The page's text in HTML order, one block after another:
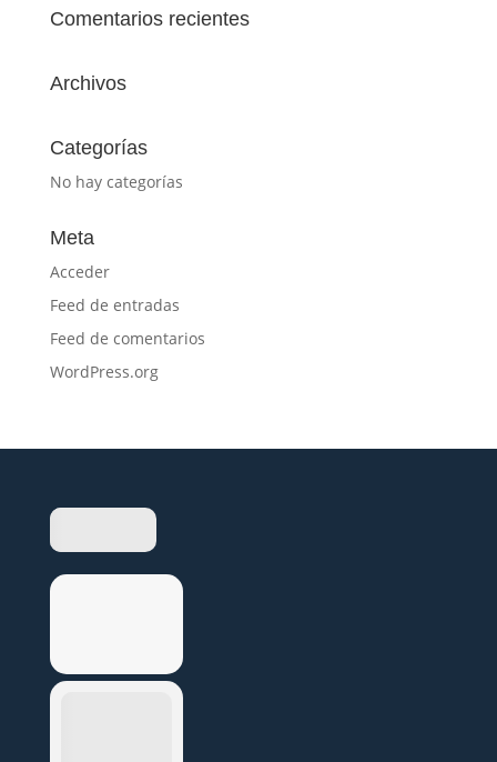
Comentarios recientes
Archivos
Categorías
No hay categorías
Meta
Acceder
Feed de entradas
Feed de comentarios
WordPress.org